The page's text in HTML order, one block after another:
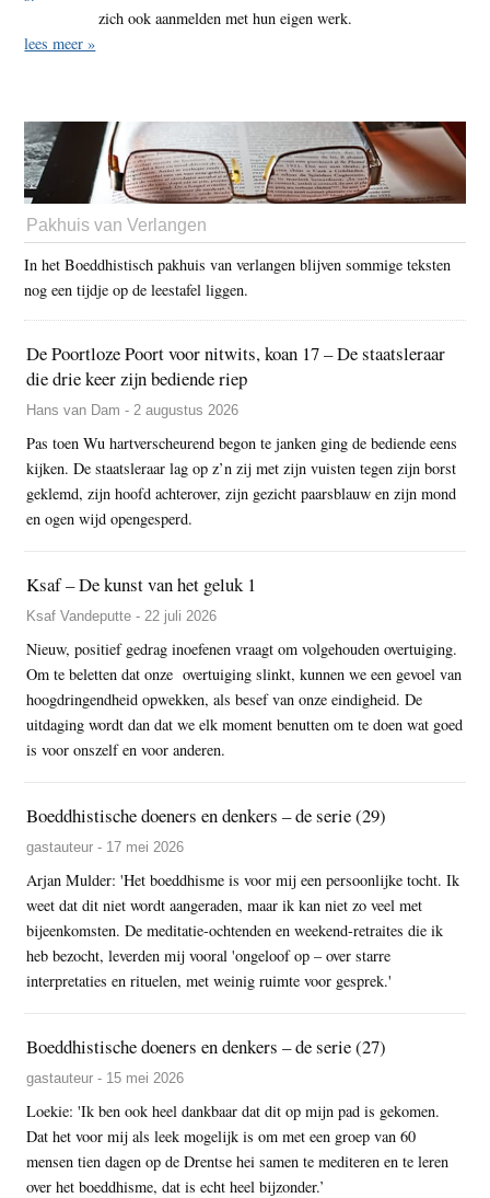
zich ook aanmelden met hun eigen werk.
lees meer »
Pakhuis van Verlangen
In het Boeddhistisch pakhuis van verlangen blijven sommige teksten
nog een tijdje op de leestafel liggen.
De Poortloze Poort voor nitwits, koan 17 – De staatsleraar
die drie keer zijn bediende riep
Hans van Dam - 2 augustus 2026
Pas toen Wu hartverscheurend begon te janken ging de bediende eens
kijken. De staatsleraar lag op z’n zij met zijn vuisten tegen zijn borst
geklemd, zijn hoofd achterover, zijn gezicht paarsblauw en zijn mond
en ogen wijd opengesperd.
Ksaf – De kunst van het geluk 1
Ksaf Vandeputte - 22 juli 2026
Nieuw, positief gedrag inoefenen vraagt om volgehouden overtuiging.
Om te beletten dat onze overtuiging slinkt, kunnen we een gevoel van
hoogdringendheid opwekken, als besef van onze eindigheid. De
uitdaging wordt dan dat we elk moment benutten om te doen wat goed
is voor onszelf en voor anderen.
Boeddhistische doeners en denkers – de serie (29)
gastauteur - 17 mei 2026
Arjan Mulder: 'Het boeddhisme is voor mij een persoonlijke tocht. Ik
weet dat dit niet wordt aangeraden, maar ik kan niet zo veel met
bijeenkomsten. De meditatie-ochtenden en weekend-retraites die ik
heb bezocht, leverden mij vooral 'ongeloof op – over starre
interpretaties en rituelen, met weinig ruimte voor gesprek.'
Boeddhistische doeners en denkers – de serie (27)
gastauteur - 15 mei 2026
Loekie: 'Ik ben ook heel dankbaar dat dit op mijn pad is gekomen.
Dat het voor mij als leek mogelijk is om met een groep van 60
mensen tien dagen op de Drentse hei samen te mediteren en te leren
over het boeddhisme, dat is echt heel bijzonder.’